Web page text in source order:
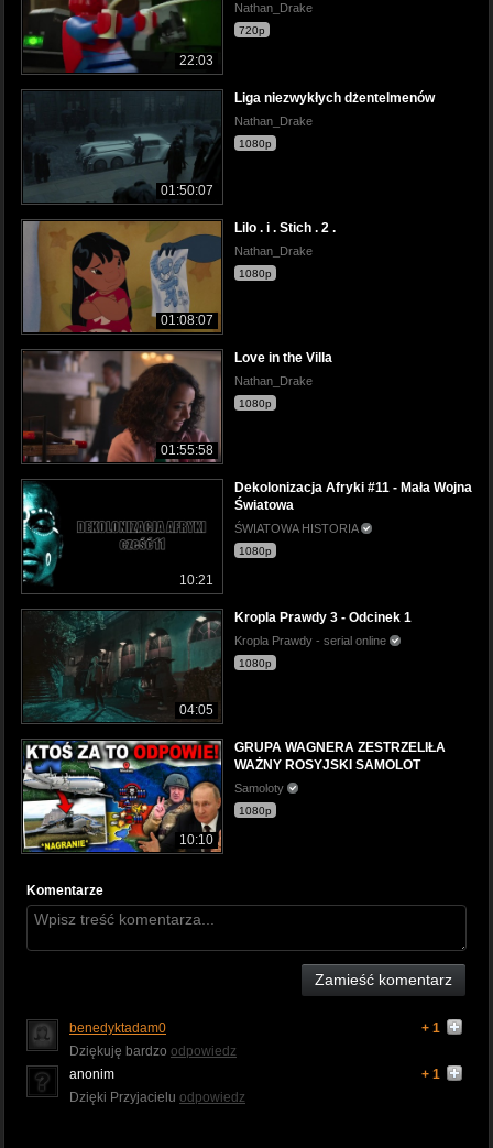
22:03
Nathan_Drake
720p
01:50:07
Liga niezwykłych dżentelmenów
Nathan_Drake
1080p
01:08:07
Lilo . i . Stich . 2 .
Nathan_Drake
1080p
01:55:58
Love in the Villa
Nathan_Drake
1080p
10:21
Dekolonizacja Afryki #11 - Mała Wojna
Światowa
ŚWIATOWA HISTORIA
1080p
04:05
Kropla Prawdy 3 - Odcinek 1
Kropla Prawdy - serial online
1080p
10:10
GRUPA WAGNERA ZESTRZELIŁA
WAŻNY ROSYJSKI SAMOLOT
Samoloty
1080p
Komentarze
Zamieść komentarz
benedyktadam0
+ 1
Dziękuję bardzo odpowiedz
anonim
+ 1
Dzięki Przyjacielu odpowiedz